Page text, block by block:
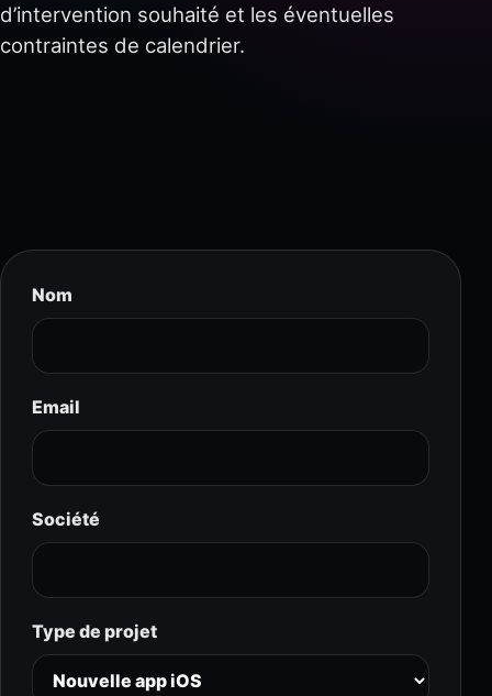
d’intervention souhaité et les éventuelles
contraintes de calendrier.
Nom
Email
Société
Type de projet